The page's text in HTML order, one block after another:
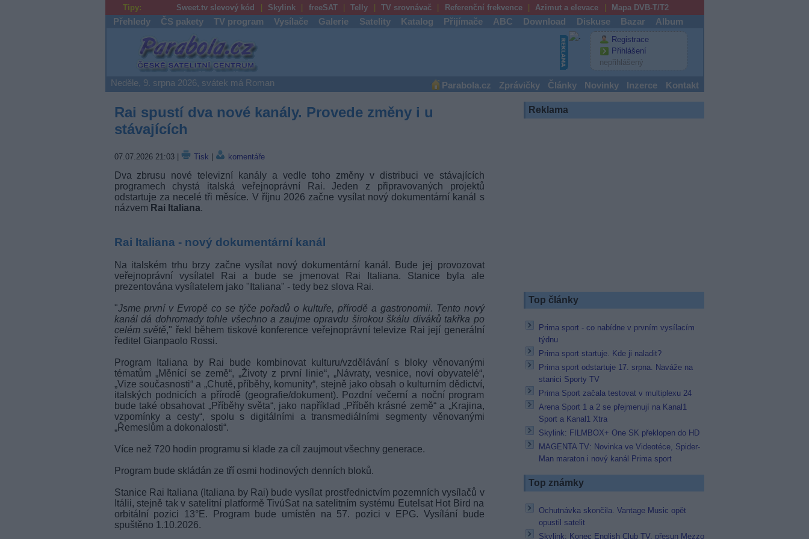
Tipy: Sweet.tv slevový kód Skylink freeSAT Telly TV srovnávač Referenční frekvence Azimut a elevace Mapa DVB-T/T2
Přehledy ČS pakety TV program Vysílače Galerie Satelity Katalog Přijímače ABC Download Diskuse Bazar Album
Parabola.cz
Registrace
Přihlášení
nepřihlášený
Neděle, 9. srpna 2026, svátek má Roman Parabola.cz Zprávičky Články Novinky Inzerce Kontakt
Rai spustí dva nové kanály. Provede změny i u
stávajících
07.07.2026 21:03| Tisk komentáře
Dva zbrusu nové televizní kanály a vedle toho změny v distribuci ve stávajících
programech chystá italská veřejnoprávní Rai. Jeden z připravovaných projektů
odstartuje za necelé tři měsíce. V říjnu 2026 začne vysílat nový dokumentární kanál s
názvem Rai Italiana.
Rai Italiana - nový dokumentární kanál
Na italském trhu brzy začne vysílat nový dokumentární kanál. Bude jej provozovat
veřejnoprávní vysílatel Rai a bude se jmenovat Rai Italiana. Stanice byla ale
prezentována vysílatelem jako "Italiana" - tedy bez slova Rai.
"Jsme první v Evropě co se týče pořadů o kultuře, přírodě a gastronomii. Tento nový
kanál dá dohromady tohle všechno a zaujme opravdu širokou škálu diváků takřka po
celém světě," řekl během tiskové konference veřejnoprávní televize Rai její generální
ředitel Gianpaolo Rossi.
Program Italiana by Rai bude kombinovat kulturu/vzdělávání s bloky věnovanými
tématům „Měnící se země“, „Životy z první linie“, „Návraty, vesnice, noví obyvatelé“,
„Vize současnosti“ a „Chutě, příběhy, komunity“, stejně jako obsah o kulturním dědictví,
italských podnicích a přírodě (geografie/dokument). Pozdní večerní a noční program
bude také obsahovat „Příběhy světa“, jako například „Příběh krásné země“ a „Krajina,
vzpomínky a cesty“, spolu s digitálními a transmediálními segmenty věnovanými
„Řemeslům a dokonalosti“.
Více než 720 hodin programu si klade za cíl zaujmout všechny generace.
Program bude skládán ze tří osmi hodinových denních bloků.
Stanice Rai Italiana (Italiana by Rai) bude vysílat prostřednictvím pozemních vysílačů v
Itálii, stejně tak v satelitní platformě TivúSat na satelitním systému Eutelsat Hot Bird na
orbitální pozici 13°E. Program bude umístěn na 57. pozici v EPG. Vysílání bude
spuštěno 1.10.2026.
Reklama
Top články
Prima sport - co nabídne v prvním vysílacím
týdnu
Prima sport startuje. Kde ji naladit?
Prima sport odstartuje 17. srpna. Naváže na
stanici Sporty TV
Prima Sport začala testovat v multiplexu 24
Arena Sport 1 a 2 se přejmenují na Kanal1
Sport a Kanal1 Xtra
Skylink: FILMBOX+ One SK překlopen do HD
MAGENTA TV: Novinka ve Videotéce, Spider-
Man maraton i nový kanál Prima sport
Top známky
Ochutnávka skončila. Vantage Music opět
opustil satelit
Skylink: Konec English Club TV, přesun Mezzo